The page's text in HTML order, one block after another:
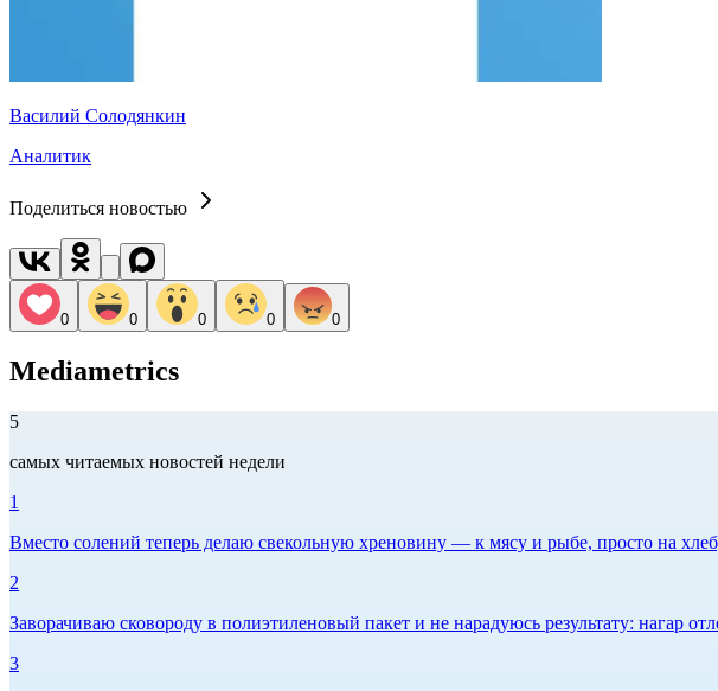
Василий Солодянкин
Аналитик
Поделиться новостью
0 0 0 0 0
Mediametrics
5
самых читаемых новостей недели
1
Вместо солений теперь делаю свекольную хреновину — к мясу и рыбе, просто на
2
Заворачиваю сковороду в полиэтиленовый пакет и не нарадуюсь результату: нагар
3